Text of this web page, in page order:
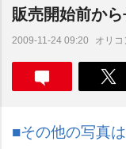
販売開始前か
2009-11-24 09:20 オリ
■その他の写真